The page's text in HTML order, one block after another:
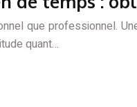
que professionnel.
quant…